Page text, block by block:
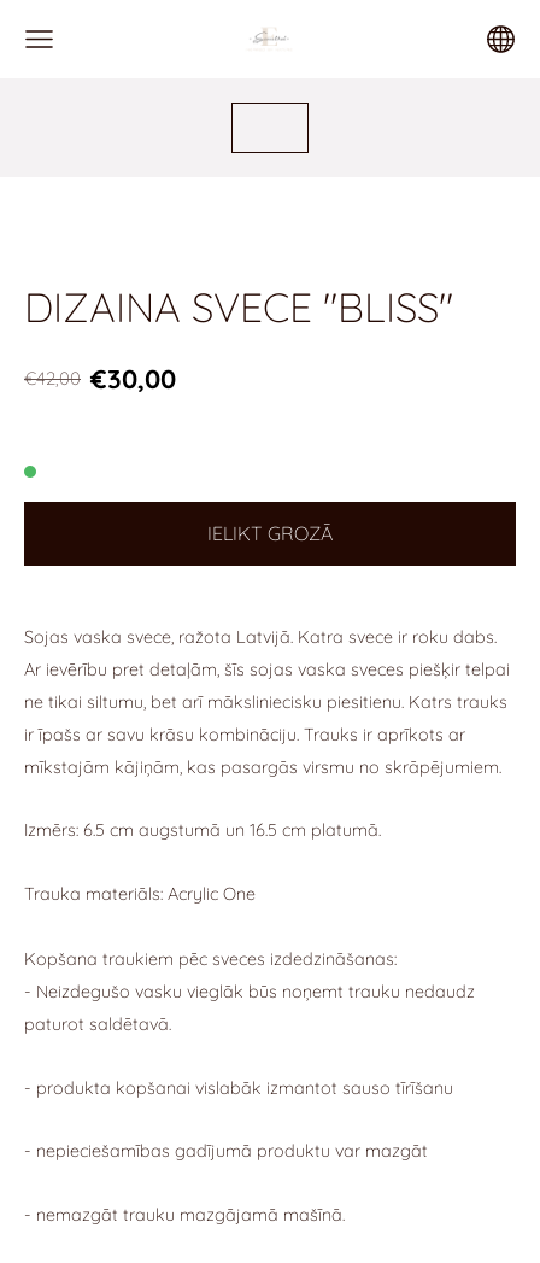
DIZAINA SVECE "BLISS"
€42,00 €30,00
IELIKT GROZĀ
Sojas vaska svece, ražota Latvijā. Katra svece ir roku dabs.
Ar ievērību pret detaļām, šīs sojas vaska sveces piešķir telpai
ne tikai siltumu, bet arī māksliniecisku piesitienu. Katrs trauks
ir īpašs ar savu krāsu kombināciju. Trauks ir aprīkots ar
mīkstajām kājiņām, kas pasargās virsmu no skrāpējumiem.
Izmērs: 6.5 cm augstumā un 16.5 cm platumā.
Trauka materiāls: Acrylic One
Kopšana traukiem pēc sveces izdedzināšanas:
- Neizdegušo vasku vieglāk būs noņemt trauku nedaudz
paturot saldētavā.
- produkta kopšanai vislabāk izmantot sauso tīrīšanu
- nepieciešamības gadījumā produktu var mazgāt
- nemazgāt trauku mazgājamā mašīnā.